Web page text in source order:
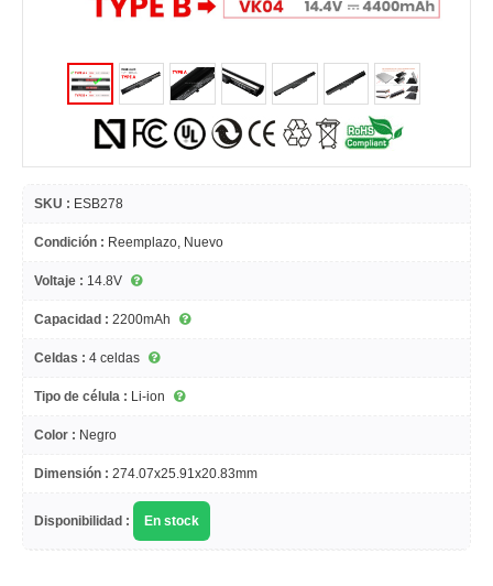
SKU : ESB278
Condición : Reemplazo, Nuevo
Voltaje : 14.8V
Capacidad : 2200mAh
Celdas : 4 celdas
Tipo de célula : Li-ion
Color : Negro
Dimensión : 274.07x25.91x20.83mm
Disponibilidad : En stock